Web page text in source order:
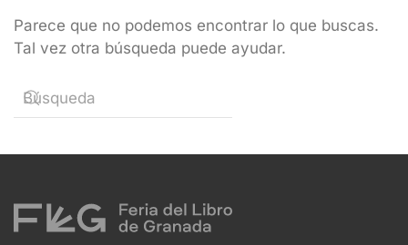
Parece que no podemos encontrar lo que buscas.
Tal vez otra búsqueda puede ayudar.